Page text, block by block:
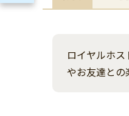
ロイヤルホ
やお友達との